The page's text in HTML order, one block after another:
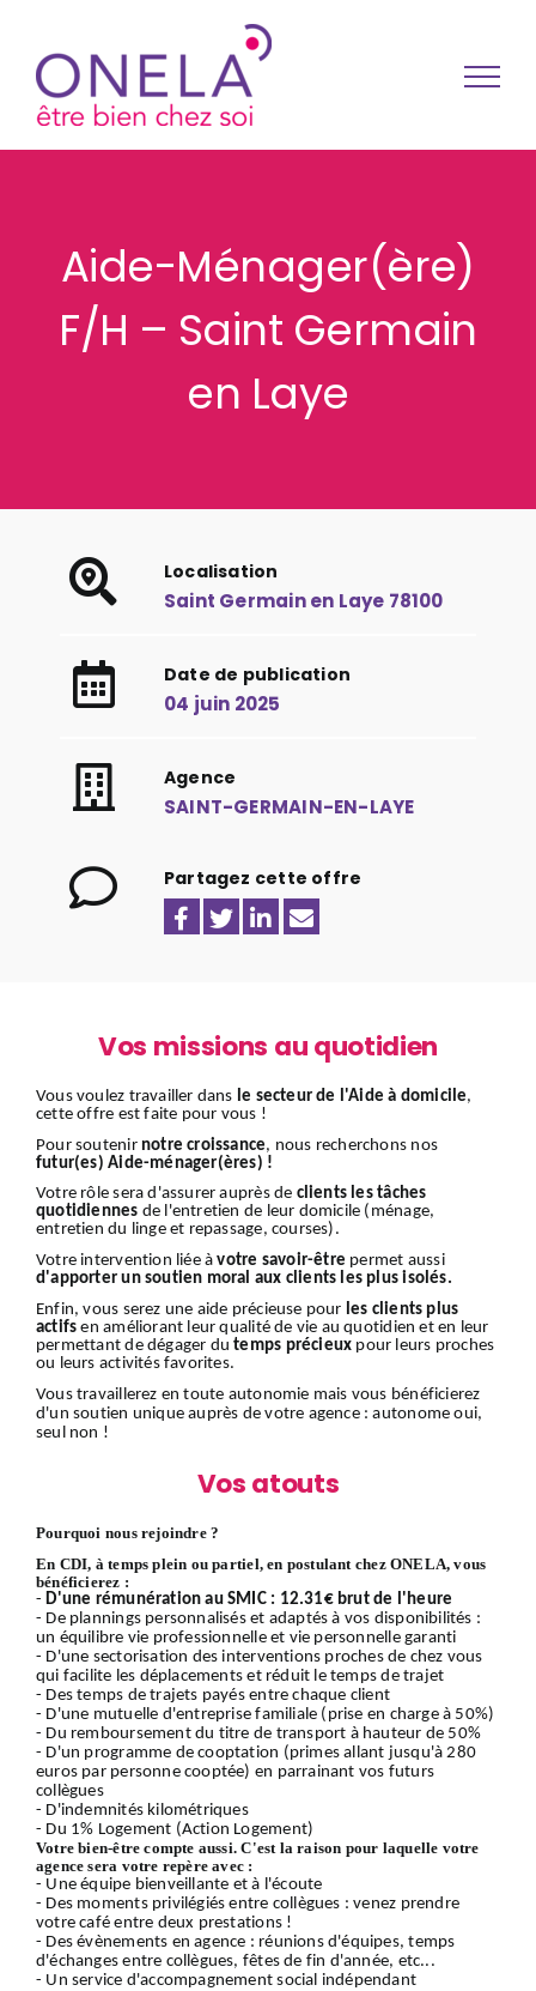
Aide-Ménager(ère)
F/H – Saint Germain
en Laye
Localisation
Saint Germain en Laye 78100
Date de publication
04 juin 2025
Agence
SAINT-GERMAIN-EN-LAYE
Partagez cette offre
Vos missions au quotidien
Vous voulez travailler dans le secteur de l'Aide à domicile,
cette offre est faite pour vous !
Pour soutenir notre croissance, nous recherchons nos
futur(es) Aide-ménager(ères) !
Votre rôle sera d'assurer auprès de clients les tâches
quotidiennes de l'entretien de leur domicile (ménage,
entretien du linge et repassage, courses).
Votre intervention liée àvotre savoir-être permet aussi
d'apporter un soutien moral aux clients les plus isolés.
Enfin, vous serez une aide précieuse pour les clients plus
actifs en améliorant leur qualité de vie au quotidien et en leur
permettant de dégager dutemps précieux pour leurs proches
ou leurs activités favorites.
Vous travaillerez en toute autonomie mais vous bénéficierez
d'un soutien unique auprès de votre agence : autonome oui,
seul non !
Vos atouts
Pourquoi nous rejoindre ?
En CDI, à temps plein ou partiel, en postulant chez ONELA, vous
bénéficierez :
- D'une rémunération au SMIC : 12.31€ brut de l'heure
- De plannings personnalisés et adaptés à vos disponibilités :
un équilibre vie professionnelle et vie personnelle garanti
- D'une sectorisation des interventions proches de chez vous
qui facilite les déplacements et réduit le temps de trajet
- Des temps de trajets payés entre chaque client
- D'une mutuelle d'entreprise familiale (prise en charge à 50%)
- Du remboursement du titre de transport à hauteur de 50%
- D'un programme de cooptation (primes allant jusqu'à 280
euros par personne cooptée) en parrainant vos futurs
collègues
- D'indemnités kilométriques
- Du 1% Logement (Action Logement)
Votre bien-être compte aussi. C'est la raison pour laquelle votre
agence sera votre repère avec :
- Une équipe bienveillante et à l'écoute
- Des moments privilégiés entre collègues : venez prendre
votre café entre deux prestations !
- Des évènements en agence : réunions d'équipes, temps
d'échanges entre collègues, fêtes de fin d'année, etc...
- Un service d'accompagnement social indépendant